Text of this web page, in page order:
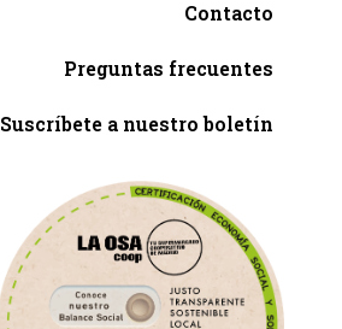
Contacto
Preguntas frecuentes
Suscríbete a nuestro boletín